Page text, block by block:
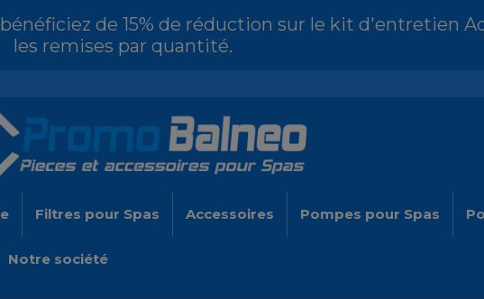
de 15% de réduction sur le kit d'entretien
les remises par quantité.
Filtres pour Spas Accessoires Pompes pour Spas
Notre société